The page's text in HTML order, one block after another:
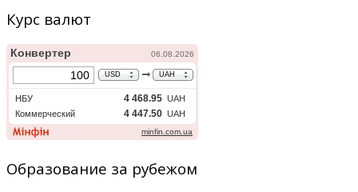
Курс валют
Образование за рубежом